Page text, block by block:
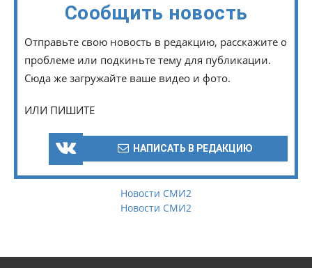
Сообщить новость
Отправьте свою новость в редакцию, расскажите о
проблеме или подкиньте тему для публикации.
Сюда же загружайте ваше видео и фото.
ИЛИ ПИШИТЕ
НАПИСАТЬ В РЕДАКЦИЮ
Новости СМИ2
Новости СМИ2